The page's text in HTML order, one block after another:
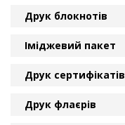
Друк блокнотів
Іміджевий пакет
Друк сертифікатів
Друк флаєрів